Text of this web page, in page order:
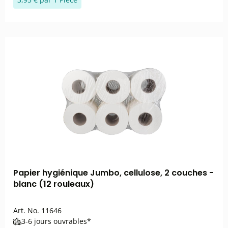
Papier hygiénique Jumbo, cellulose, 2 couches -
blanc (12 rouleaux)
Art. No. 11646
3-6 jours ouvrables*